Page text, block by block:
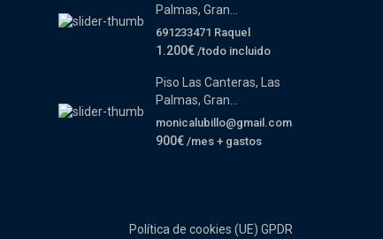
Palmas, Gran...
691233471 Raquel
1.200€ /todo incluido
Piso Las Canteras, Las
Palmas, Gran...
monicalubillo@gmail.com
900€ /mes + gastos
Política de cookies (UE) GPDR